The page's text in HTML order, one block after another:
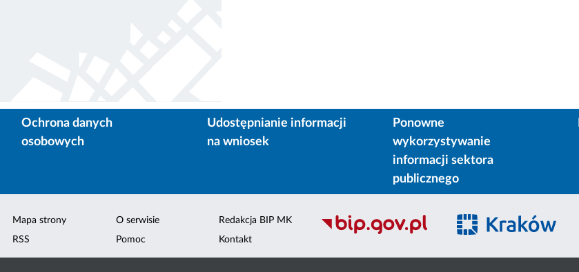
Ochrona danych
osobowych
Udostępnianie informacji
na wniosek
Ponowne
wykorzystywanie
informacji sektora
publicznego
Mapa strony
RSS
O serwisie
Pomoc
Redakcja BIP MK
Kontakt